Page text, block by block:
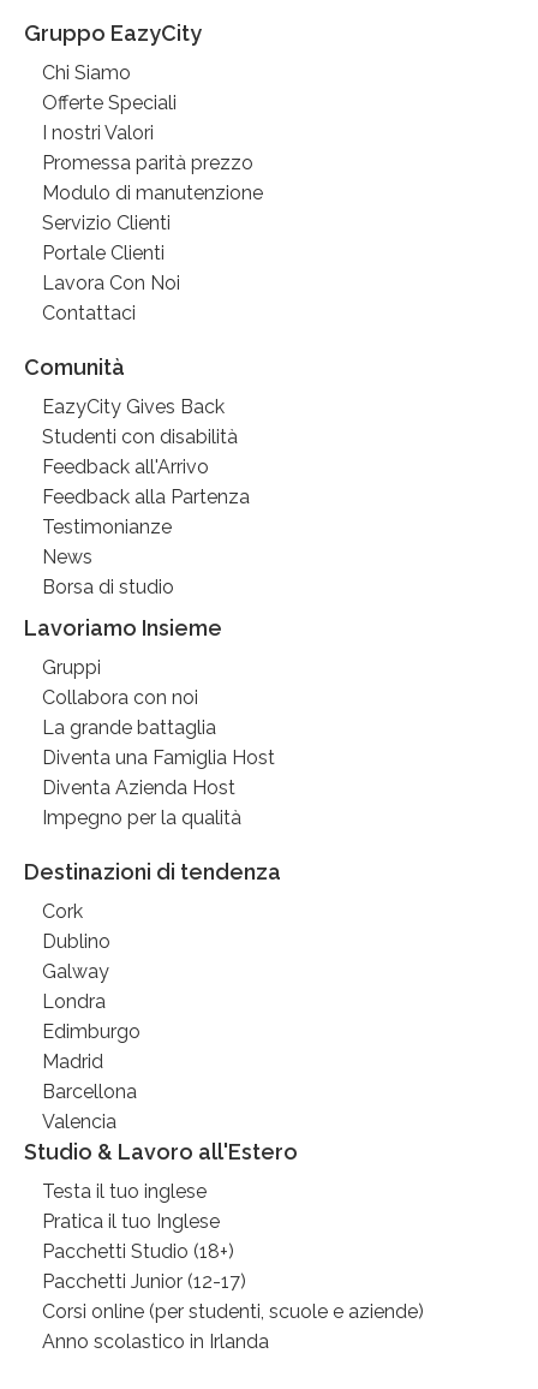
Gruppo EazyCity
Chi Siamo
Offerte Speciali
I nostri Valori
Promessa parità prezzo
Modulo di manutenzione
Servizio Clienti
Portale Clienti
Lavora Con Noi
Contattaci
Comunità
EazyCity Gives Back
Studenti con disabilità
Feedback all'Arrivo
Feedback alla Partenza
Testimonianze
News
Borsa di studio
Lavoriamo Insieme
Gruppi
Collabora con noi
La grande battaglia
Diventa una Famiglia Host
Diventa Azienda Host
Impegno per la qualità
Destinazioni di tendenza
Cork
Dublino
Galway
Londra
Edimburgo
Madrid
Barcellona
Valencia
Studio & Lavoro all'Estero
Testa il tuo inglese
Pratica il tuo Inglese
Pacchetti Studio (18+)
Pacchetti Junior (12-17)
Corsi online (per studenti, scuole e aziende)
Anno scolastico in Irlanda